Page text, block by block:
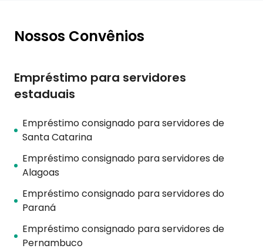
Nossos Convênios
Empréstimo para servidores
estaduais
Empréstimo consignado para servidores de
Santa Catarina
Empréstimo consignado para servidores de
Alagoas
Empréstimo consignado para servidores do
Paraná
Empréstimo consignado para servidores de
Pernambuco